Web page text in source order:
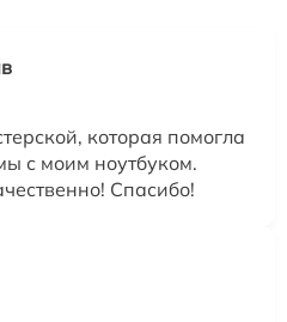
которая помогла
с моим ноутбуком.
Спасибо!